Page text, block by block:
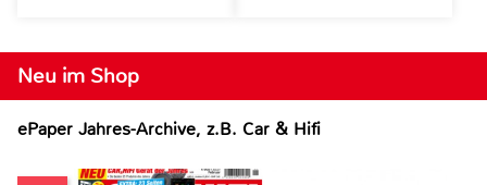
Neu im Shop
ePaper Jahres-Archive, z.B. Car & Hifi